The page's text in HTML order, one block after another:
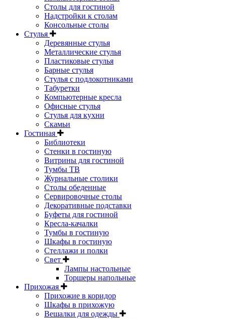
Столы для гостиной
Надстройки к столам
Консольные столы
Стулья
Деревянные стулья
Металлические стулья
Пластиковые стулья
Барные стулья
Стулья с подлокотниками
Табуретки
Компьютерные кресла
Офисные стулья
Стулья для кухни
Скамьи
Гостиная
Библиотеки
Стенки в гостиную
Витрины для гостиной
Тумбы ТВ
Журнальные столики
Столы обеденные
Сервировочные столы
Декоративные подставки
Буфеты для гостиной
Кресла-качалки
Тумбы в гостиную
Шкафы в гостиную
Стеллажи и полки
Свет
Лампы настольные
Торшеры напольные
Прихожая
Прихожие в коридор
Шкафы в прихожую
Вешалки для одежды